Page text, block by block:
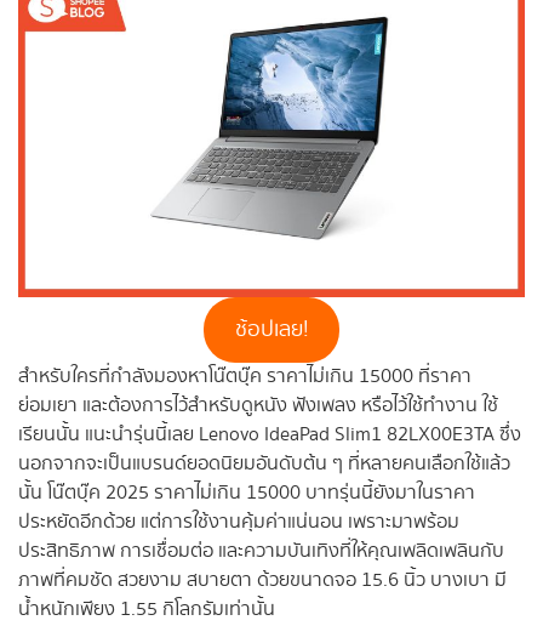
ช้อปเลย!
สำหรับใครที่กำลังมองหาโน๊ตบุ๊ค ราคาไม่เกิน 15000 ที่ราคา
ย่อมเยา และต้องการไว้สำหรับดูหนัง ฟังเพลง หรือไว้ใช้ทำงาน ใช้
เรียนนั้น แนะนำรุ่นนี้เลย Lenovo IdeaPad Slim1 82LX00E3TA ซึ่ง
นอกจากจะเป็นแบรนด์ยอดนิยมอันดับต้น ๆ ที่หลายคนเลือกใช้แล้ว
นั้น โน๊ตบุ๊ค 2025 ราคาไม่เกิน 15000 บาทรุ่นนี้ยังมาในราคา
ประหยัดอีกด้วย แต่การใช้งานคุ้มค่าแน่นอน เพราะมาพร้อม
ประสิทธิภาพ การเชื่อมต่อ และความบันเทิงที่ให้คุณเพลิดเพลินกับ
ภาพที่คมชัด สวยงาม สบายตา ด้วยขนาดจอ 15.6 นิ้ว บางเบา มี
น้ำหนักเพียง 1.55 กิโลกรัมเท่านั้น